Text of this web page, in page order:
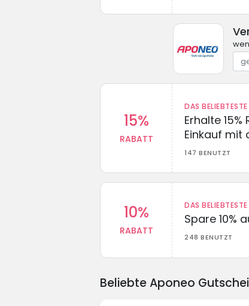
15%
RABATT
DAS
Erhalte
Einkauf mit
147 BENUTZT
10%
RABATT
DAS
Spare 10%
248 BENUTZT
Beliebte Aponeo